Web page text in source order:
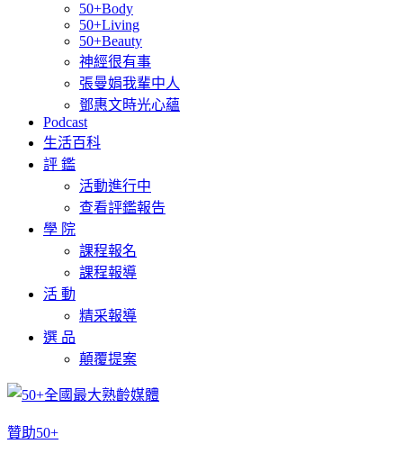
50+Body
50+Living
50+Beauty
神經很有事
張曼娟我輩中人
鄧惠文時光心蘊
Podcast
生活百科
評 鑑
活動進行中
查看評鑑報告
學 院
課程報名
課程報導
活 動
精采報導
選 品
顛覆提案
贊助50+